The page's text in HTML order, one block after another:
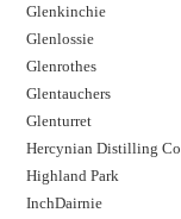
Glenkinchie
Glenlossie
Glenrothes
Glentauchers
Glenturret
Hercynian Distilling Co.
Highland Park
InchDairnie